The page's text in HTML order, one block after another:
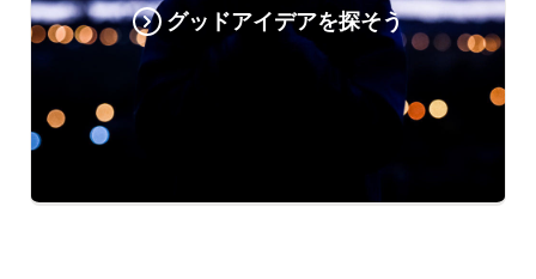
グッドアイデアを探そう